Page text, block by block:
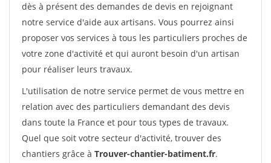
dès à présent des demandes de devis en rejoignant
notre service d'aide aux artisans. Vous pourrez ainsi
proposer vos services à tous les particuliers proches de
votre zone d'activité et qui auront besoin d'un artisan
pour réaliser leurs travaux.
L'utilisation de notre service permet de vous mettre en
relation avec des particuliers demandant des devis
dans toute la France et pour tous types de travaux.
Quel que soit votre secteur d'activité, trouver des
chantiers grâce à Trouver-chantier-batiment.fr.